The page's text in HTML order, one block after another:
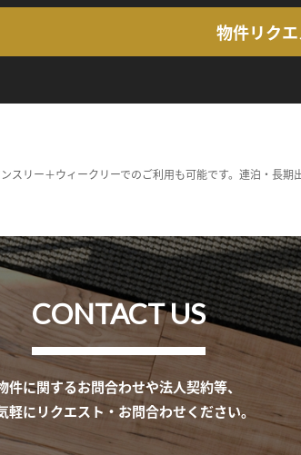
物件リク
リー＋ウィークリーでのご利用も可能です。連泊・長
CONTACT US
件に関するお問合わせや法人契約等、
軽にリクエスト・お問合わせください。